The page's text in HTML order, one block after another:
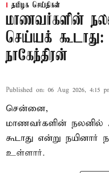
தமிழக செய்திகள்
மாணவர்களின்
செய்யக் கூடாது:
நாகேந்திரன்
Published on: 06 Aug 2026, 4:15
சென்னை,
மாணவர்களின் நலனில்
கூடாது என்று நயினார்
உள்ளார்.